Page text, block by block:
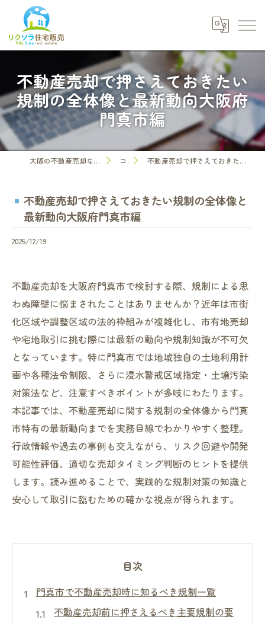
不動産売却で押さえておきたい
規制の全体像と最新動向大阪府
門真市編
大阪の不動産売却なら株式会社リクソラ住宅販売 コラム 不動産売却で押さえておきたい規制の全体像と最新動向大阪府門真市編
不動産売却で押さえておきたい規制の全体像と
最新動向大阪府門真市編
2025/12/19
不動産売却を大阪府門真市で検討する際、規制による思
わぬ障壁に悩まされたことはありませんか？近年は市街
化区域や調整区域の法的枠組みが複雑化し、市有地売却
や宅地取引に挑む際には最新の動向や規制知識が不可欠
となっています。特に門真市では地域独自の土地利用計
画や各種法令制限、さらに浸水警戒区域指定・土壌汚染
対策法など、注意すべきポイントが多岐にわたります。
本記事では、不動産売却に関する規制の全体像から門真
市特有の最新動向までを実務目線でわかりやすく整理。
行政情報や過去の事例も交えながら、リスク回避や開発
可能性評価、適切な売却タイミング判断のヒントを提供
します。読み進めることで、実践的な規制対策の知識と
安心して取引に臨むための確かな視点が得られます。
目次
門真市で不動産売却時に知るべき規制一覧
不動産売却前に押さえるべき主要規制の要